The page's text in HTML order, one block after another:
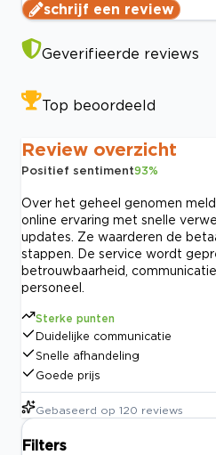
schrijf een review
Geverifieerde reviews
Top beoordeeld
Review overzicht
Positief sentiment93%
Over het geheel genomen
online ervaring met snelle
updates. Ze waarderen de
stappen. De service wordt
betrouwbaarheid,
personeel.
Sterke punten
Duidelijke communicatie
Snelle afhandeling
Goede prijs
Gebaseerd op 120 reviews
Filters